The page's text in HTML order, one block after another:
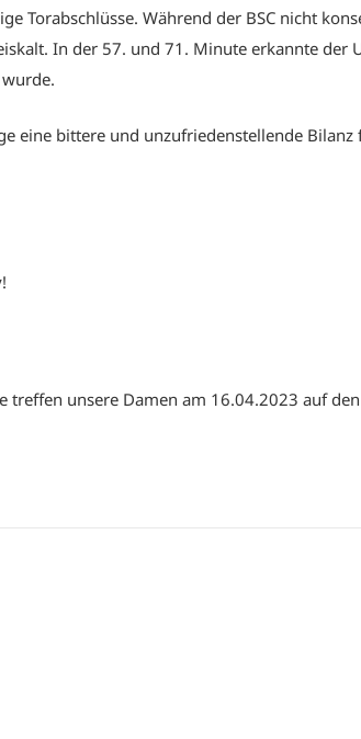
Torabschlüsse. Während der BSC nicht
In der 57. und 71. Minute erkannte der
eine bittere und unzufriedenstellende
treffen unsere Damen am 16.04.2023 auf